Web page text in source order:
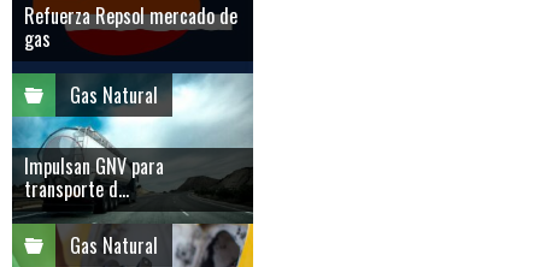
Refuerza Repsol mercado de
gas
Gas Natural
Impulsan GNV para
transporte d...
Gas Natural